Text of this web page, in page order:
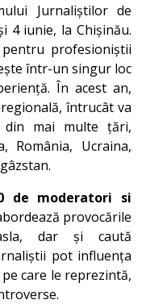
Jurnaliștilor de
4 iunie, la Chișinău.
profesioniștii
într-un singur loc
În acest an,
întrucât va
din mai multe țări,
România, Ucraina,
de moderatori si
provocările
dar și caută
pot influența
care le reprezintă,